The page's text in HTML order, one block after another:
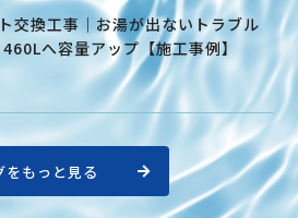
交換工事｜お湯が出ないトラブル
へ容量アップ【施工事例】
をもっと見る